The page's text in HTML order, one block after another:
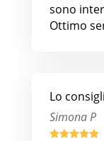
sono
Ottimo
Lo
Simona P
